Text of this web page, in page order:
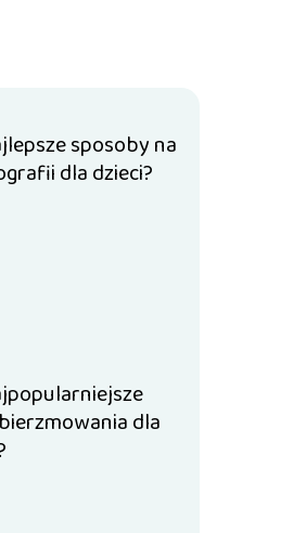
sposoby na
dla dzieci?
dla